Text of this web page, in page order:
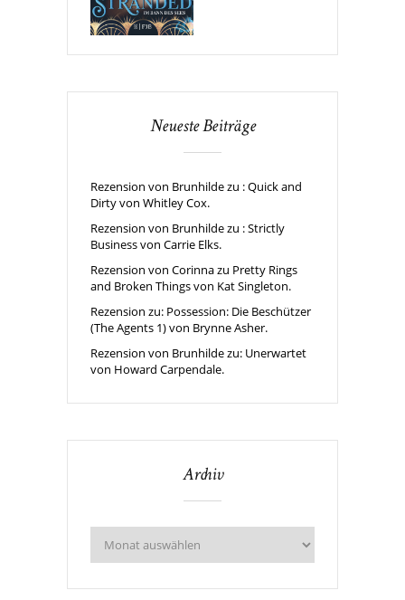
Neueste Beiträge
Rezension von Brunhilde zu : Quick and
Dirty von Whitley Cox.
Rezension von Brunhilde zu : Strictly
Business von Carrie Elks.
Rezension von Corinna zu Pretty Rings
and Broken Things von Kat Singleton.
Rezension zu: Possession: Die Beschützer
(The Agents 1) von Brynne Asher.
Rezension von Brunhilde zu: Unerwartet
von Howard Carpendale.
Archiv